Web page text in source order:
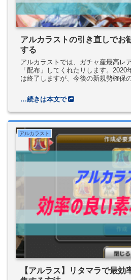
アルカラストの引き直しでお
する
アルカラストでは、ガチャ産最高レ
「配布」してくれたりします。
は終了しますが、今後の新規勢確保
アルカラスト
【アルラス】リタマラで最効